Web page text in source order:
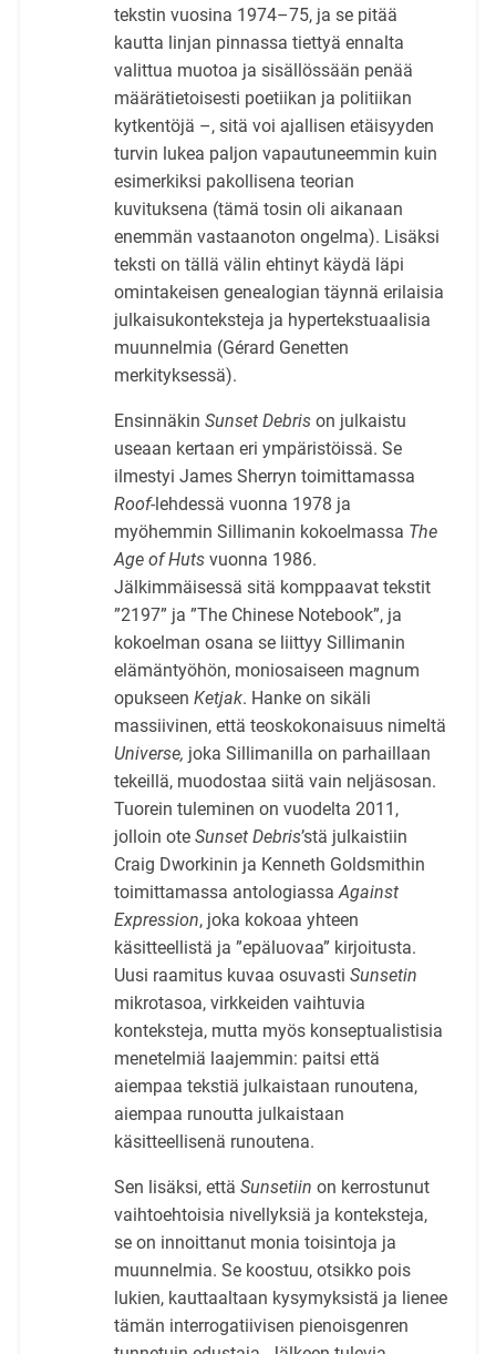
tekstin vuosina 1974–75, ja se pitää
kautta linjan pinnassa tiettyä ennalta
valittua muotoa ja sisällössään penää
määrätietoisesti poetiikan ja politiikan
kytkentöjä –, sitä voi ajallisen etäisyyden
turvin lukea paljon vapautuneemmin kuin
esimerkiksi pakollisena teorian
kuvituksena (tämä tosin oli aikanaan
enemmän vastaanoton ongelma). Lisäksi
teksti on tällä välin ehtinyt käydä läpi
omintakeisen genealogian täynnä erilaisia
julkaisukonteksteja ja hypertekstuaalisia
muunnelmia (Gérard Genetten
merkityksessä).
Ensinnäkin Sunset Debrison julkaistu
useaan kertaan eri ympäristöissä. Se
ilmestyi James Sherryn toimittamassa
Roof-lehdessä vuonna 1978 ja
myöhemmin Sillimanin kokoelmassa The
Age of Hutsvuonna 1986.
Jälkimmäisessä sitä komppaavat tekstit
”2197” ja ”The Chinese Notebook”, ja
kokoelman osana se liittyy Sillimanin
elämäntyöhön, moniosaiseen magnum
opukseen Ketjak. Hanke on sikäli
massiivinen, että teoskokonaisuus nimeltä
Universe, joka Sillimanilla on parhaillaan
tekeillä, muodostaa siitä vain neljäsosan.
Tuorein tuleminen on vuodelta 2011,
jolloin ote Sunset Debris’stä julkaistiin
Craig Dworkinin ja Kenneth Goldsmithin
toimittamassa antologiassaAgainst
Expression, joka kokoaa yhteen
käsitteellistä ja ”epäluovaa” kirjoitusta.
Uusi raamitus kuvaa osuvasti Sunsetin
mikrotasoa, virkkeiden vaihtuvia
konteksteja, mutta myös konseptualistisia
menetelmiä laajemmin: paitsi että
aiempaa tekstiä julkaistaan runoutena,
aiempaa runoutta julkaistaan
käsitteellisenä runoutena.
Sen lisäksi, että Sunsetiin on kerrostunut
vaihtoehtoisia nivellyksiä ja konteksteja,
se on innoittanut monia toisintoja ja
muunnelmia. Se koostuu, otsikko pois
lukien, kauttaaltaan kysymyksistä ja lienee
tämän interrogatiivisen pienoisgenren